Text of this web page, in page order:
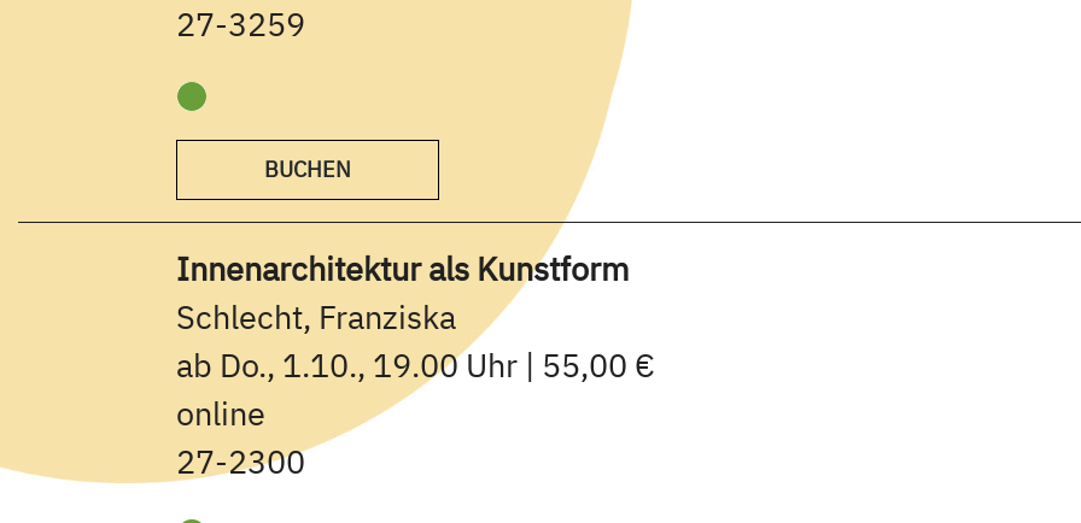
27-3259
BUCHEN
Innenarchitektur als Kunstform
Schlecht, Franziska
ab Do., 1.10., 19.00 Uhr | 55,00 €
online
27-2300